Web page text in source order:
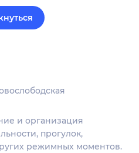
и организация
прогулок,
режимных моментов.